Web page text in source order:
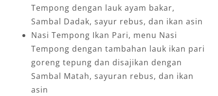
Tempong dengan lauk ayam bakar,
Sambal Dadak, sayur rebus, dan ikan asin
Nasi Tempong Ikan Pari, menu Nasi
Tempong dengan tambahan lauk ikan pari
goreng tepung dan disajikan dengan
Sambal Matah, sayuran rebus, dan ikan
asin